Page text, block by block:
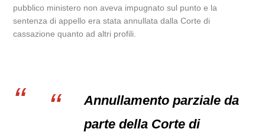
pubblico ministero non aveva impugnato sul punto e la
sentenza di appello era stata annullata dalla Corte di
cassazione quanto ad altri profili.
Annullamento parziale da
parte della Corte di